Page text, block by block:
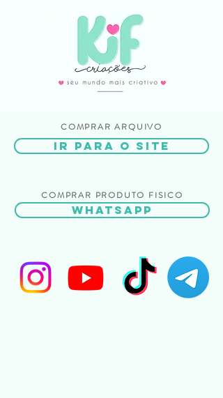
COMPRAR ARQUIVO
IR PARA O SITE
COMPRAR PRODUTO FISICO
WHATSAPP